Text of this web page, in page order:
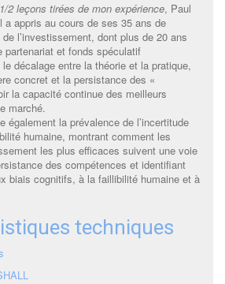
2 leçons tirées de mon expérience, Paul
a appris au cours de ses 35 ans de
l’investissement, dont plus de 20 ans
partenariat et fonds spéculatif
décalage entre la théorie et la pratique,
concret et la persistance des «
la capacité continue des meilleurs
marché.
également la prévalence de l’incertitude
humaine, montrant comment les
les plus efficaces suivent une voie
des compétences et identifiant
biais cognitifs, à la faillibilité humaine et à
techniques